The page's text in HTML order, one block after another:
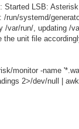
Started LSB:
run/systemd/
/var/run/, updating /
the unit file
monitor -name
2>/dev/null |